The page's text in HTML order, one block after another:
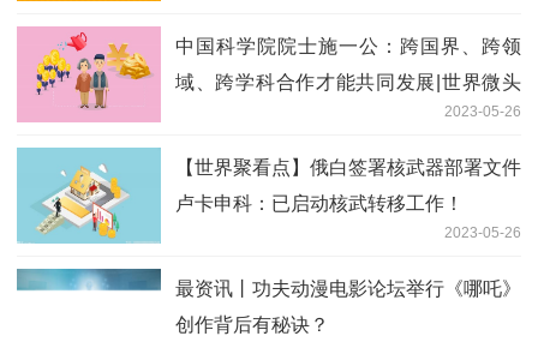
中国科学院院士施一公：跨国界、跨领
域、跨学科合作才能共同发展|世界微头
2023-05-26
【世界聚看点】俄白签署核武器部署文件
卢卡申科：已启动核武转移工作！
2023-05-26
最资讯丨功夫动漫电影论坛举行《哪吒》
创作背后有秘诀？